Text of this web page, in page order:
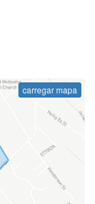
carregar mapa